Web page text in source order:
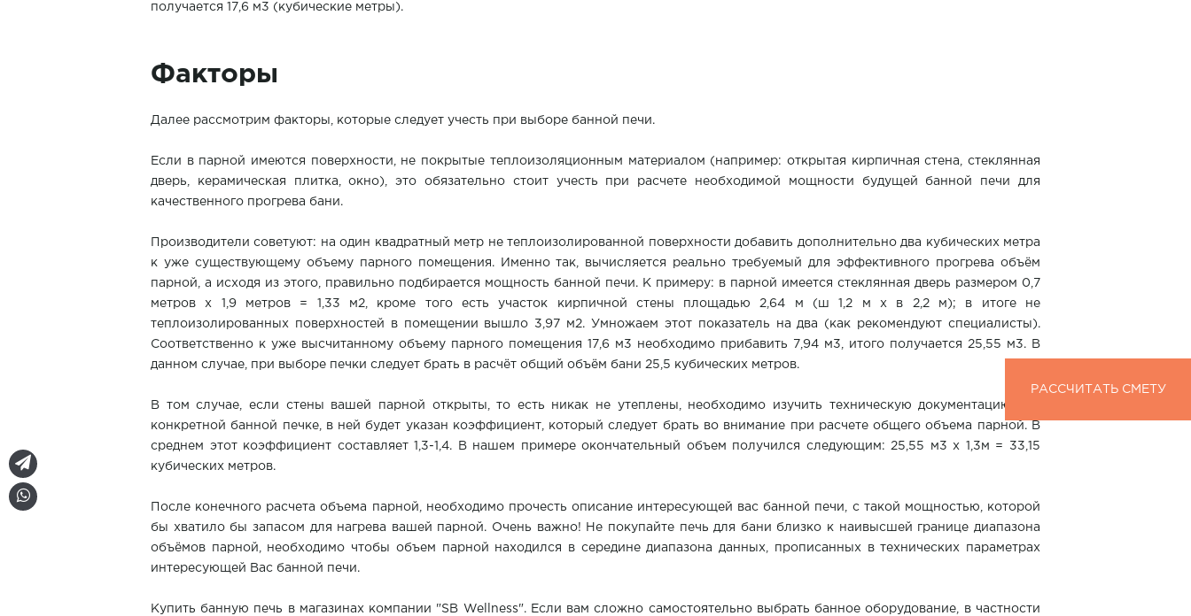
РАССЧИТАТЬ СМЕТУ
РАССЧИТАТЬ СМЕТУ
получается 17,6 м3 (кубические метры).
Факторы
Далее рассмотрим факторы, которые следует учесть при выборе банной печи.
Если в парной имеются поверхности, не покрытые теплоизоляционным материалом (например: открытая кирпичная стена, стеклянная
дверь, керамическая плитка, окно), это обязательно стоит учесть при расчете необходимой мощности будущей банной печи для
качественного прогрева бани.
Производители советуют: на один квадратный метр не теплоизолированной поверхности добавить дополнительно два кубических метра
к уже существующему объему парного помещения. Именно так, вычисляется реально требуемый для эффективного прогрева объём
парной, а исходя из этого, правильно подбирается мощность банной печи. К примеру: в парной имеется стеклянная дверь размером 0,7
метров х 1,9 метров = 1,33 м2, кроме того есть участок кирпичной стены площадью 2,64 м (ш 1,2 м х в 2,2 м); в итоге не
теплоизолированных поверхностей в помещении вышло 3,97 м2. Умножаем этот показатель на два (как рекомендуют специалисты).
Соответственно к уже высчитанному объему парного помещения 17,6 м3 необходимо прибавить 7,94 м3, итого получается 25,55 м3. В
данном случае, при выборе печки следует брать в расчёт общий объём бани 25,5 кубических метров.
В том случае, если стены вашей парной открыты, то есть никак не утеплены, необходимо изучить техническую документацию для
конкретной банной печке, в ней будет указан коэффициент, который следует брать во внимание при расчете общего объема парной. В
среднем этот коэффициент составляет 1,3-1,4. В нашем примере окончательный объем получился следующим: 25,55 м3 х 1,3м = 33,15
кубических метров.
После конечного расчета объема парной, необходимо прочесть описание интересующей вас банной печи, с такой мощностью, которой
бы хватило бы запасом для нагрева вашей парной. Очень важно! Не покупайте печь для бани близко к наивысшей границе диапазона
объёмов парной, необходимо чтобы объем парной находился в середине диапазона данных, прописанных в технических параметрах
интересующей Вас банной печи.
Купить банную печь в магазинах компании "SB Wellness". Если вам сложно самостоятельно выбрать банное оборудование, в частности